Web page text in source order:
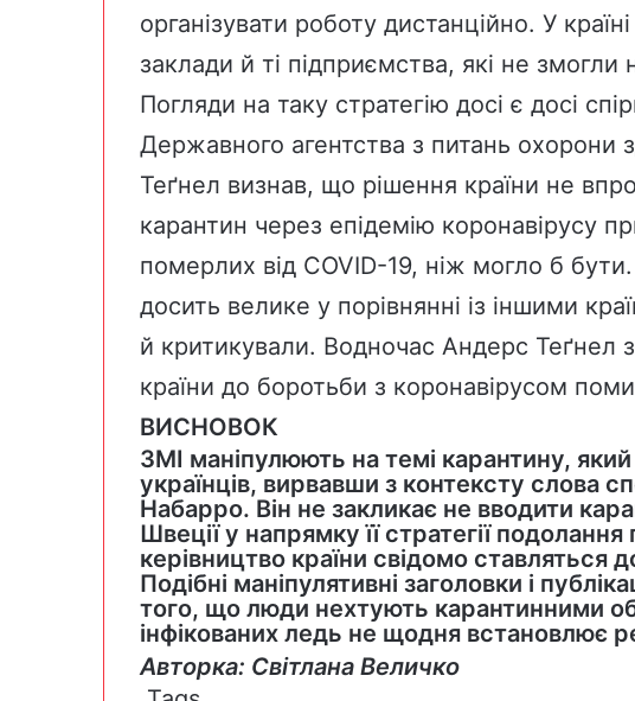
організувати роботу дистанційно. У
заклади й ті підприємства, які не змогли
Погляди на таку стратегію досі є досі
Державного агентства з питань охорони
Теґнел визнав, що рішення країни не
карантин через епідемію коронавірусу
померлих від COVID-19, ніж могло б бути.
досить велике у порівнянні із іншими
й критикували. Водночас Андерс Теґнел
країни до боротьби з коронавірусом
ВИСНОВОК
ЗМІ маніпулюють на темі карантину,
українців, вирвавши з контексту слова
Набарро. Він не закликає не вводити
Швеції у напрямку її стратегії
керівництво країни свідомо ставляться
Подібні маніпулятивні заголовки і
того, що люди нехтують карантинними
інфікованих ледь не щодня встановлює
Авторка: Світлана Величко